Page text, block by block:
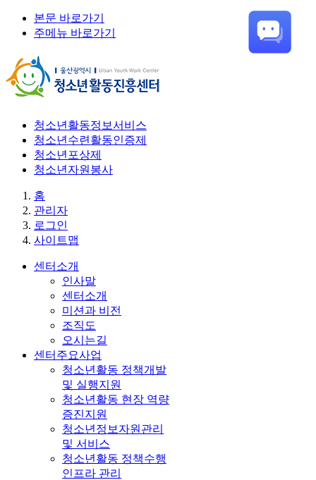
본문 바로가기
주메뉴 바로가기
청소년활동정보서비스
청소년수련활동인증제
청소년포상제
청소년자원봉사
홈
관리자
로그인
사이트맵
센터소개
인사말
센터소개
미션과 비전
조직도
오시는길
센터주요사업
청소년활동 정책개발
및 실행지원
청소년활동 현장 역량
증진지원
청소년정보자원관리
및 서비스
청소년활동 정책수행
인프라 관리